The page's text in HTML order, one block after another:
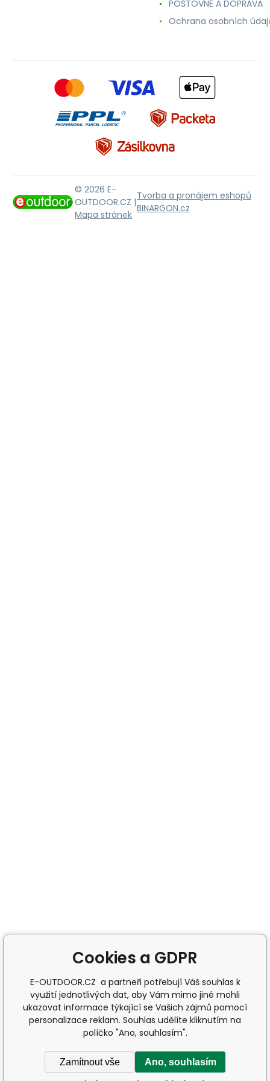
POŠTOVNÉ A DOPRAVA
Ochrana osobních
© 2026 E-
OUTDOOR.CZ |
Mapa stránek
Tvorba a pronájem eshopů
BINARGON.cz
Cookies a GDPR
E-OUTDOOR.CZ a partneři potřebují Váš souhlas k
využití jednotlivých dat, aby Vám mimo jiné mohli
ukazovat informace týkající se Vašich zájmů pomocí
personalizace reklam. Souhlas udělíte kliknutím na
políčko "Ano, souhlasím".
Zamítnout vše Ano, souhlasím